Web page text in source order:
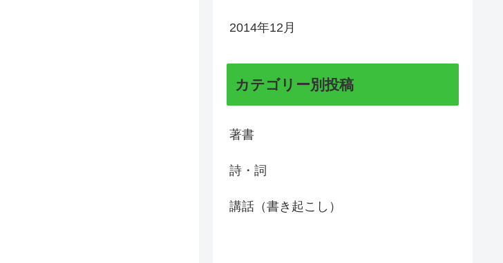
2014年12月
カテゴリー別投稿
著書
詩・詞
講話（書き起こし）